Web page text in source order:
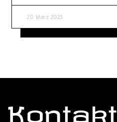
20. März 2023
Kontakt